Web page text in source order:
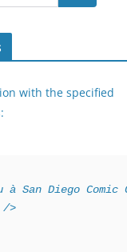
with the specified
à San Diego Comic
/>